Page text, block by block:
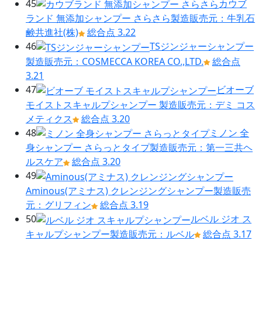
45
カウブ
ランド 無添加シャンプー さらさら製造販売元：牛乳石
鹸共進社(株)
総合点 3.22
46
TSジンジャーシャンプー
製造販売元：COSMECCA KOREA CO.,LTD.
総合点
3.21
47
ビオーブ
モイストスキャルプシャンプー 製造販売元：デミ コス
メティクス
総合点 3.20
48
ミノン 全
身シャンプー さらっとタイプ製造販売元：第一三共ヘ
ルスケア
総合点 3.20
49
Aminous(アミナス) クレンジングシャンプー製造販売
元：グリフィン
総合点 3.19
50
ルベル ジオ ス
キャルプシャンプー製造販売元：ルベル 総合点 3.17